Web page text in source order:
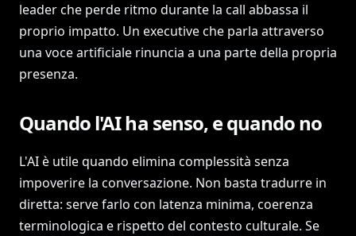
leader che perde ritmo durante la call abbassa il
proprio impatto. Un executive che parla attraverso
una voce artificiale rinuncia a una parte della propria
presenza.
Quando l'AI ha senso, e quando no
L'AI è utile quando elimina complessità senza
impoverire la conversazione. Non basta tradurre in
diretta: serve farlo con latenza minima, coerenza
terminologica e rispetto del contesto culturale. Se